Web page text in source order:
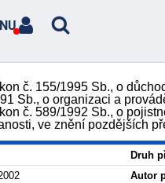
č. 155/1995 Sb., o
Sb., o organizaci a
č. 589/1992 Sb., o
ve znění pozdějších
Druh
Autor